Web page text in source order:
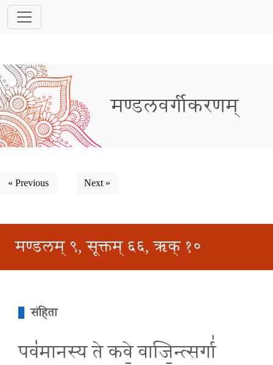
मण्डलवर्गीकरणम्
« Previous Next »
मण्डलम् ९, सूक्तम् ६६, ऋक् १०
संहिता
पव॑मानस्य ते कवे॒ वाजि॒न्त्सर्गा॑